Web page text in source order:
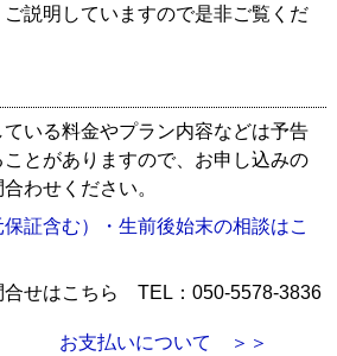
説明していますので是非ご覧くだ
いる料金やプラン内容などは予告
とがありますので、お申し込みの
わせください。
証含む）・生前後始末の相談はこ
合せはこちら TEL：050-5578-3836
お支払いについて ＞＞